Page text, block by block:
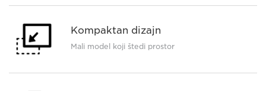
Kompaktan dizajn
Mali model koji štedi prostor